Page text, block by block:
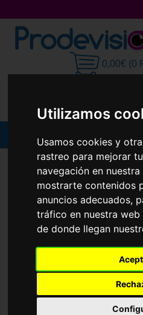
Utilizamos
Usamos cookies y
rastreo para mejorar
navegación en
mostrarte contenidos
anuncios adecuados,
tráfico en nuestra
de donde llegan
0,00€ (0
Gafas
Gafas
Gafas
CARRERA